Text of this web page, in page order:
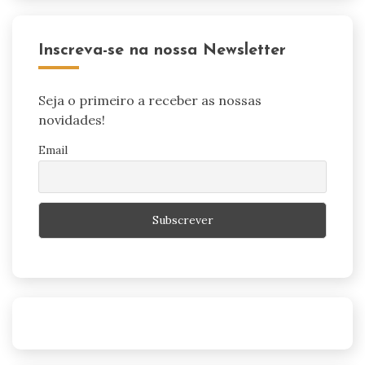
Inscreva-se na nossa Newsletter
Seja o primeiro a receber as nossas
novidades!
Email